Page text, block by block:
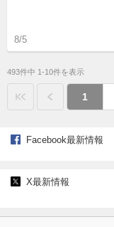
8/5
493件中 1-10件を表示
1
Facebook最新情報
X最新情報